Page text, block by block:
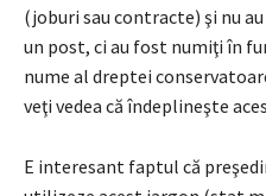
(joburi sau contracte) şi nu
un post, ci au fost numiţi în
nume al dreptei
veţi vedea că îndeplineşte
E interesant faptul că